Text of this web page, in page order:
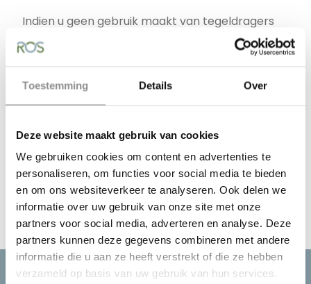
Toestemming Details Over
Deze website maakt gebruik van cookies
We gebruiken cookies om content en advertenties te
personaliseren, om functies voor social media te bieden
en om ons websiteverkeer te analyseren. Ook delen we
informatie over uw gebruik van onze site met onze
partners voor social media, adverteren en analyse. Deze
partners kunnen deze gegevens combineren met andere
informatie die u aan ze heeft verstrekt of die ze hebben
verzameld op basis van uw gebruik van hun services.
Indien u geen gebruik maakt van tegeldragers
met aluminium onderlaag, kunt u ook een
scheidingsvlies tussen de dakbedekking en de
tegels leggen. Dit vlies beschermt het PVC en
voorkomt mogelijke schade. (LET OP: wij bieden
Let op: SBR-rubber mag niet rechtstreeks in
contact komen met PVC. Zorg er altijd voor dat
er een geschikte scheidingslaag of onderlaag
aanwezig is om problemen te voorkomen.